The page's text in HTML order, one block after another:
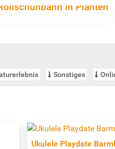
in Planten
Sonstiges
Ukulele Playdate